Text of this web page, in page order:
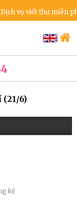
vụ viết thư miễn
(21/6)
ký